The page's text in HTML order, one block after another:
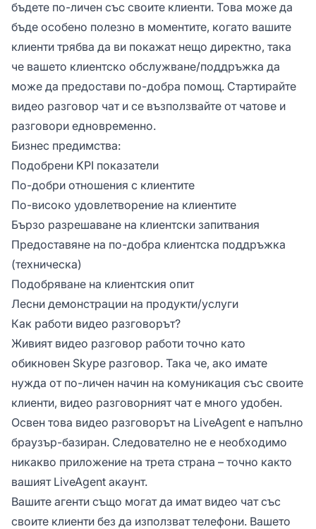
бъдете по-личен със своите клиенти. Това може да
бъде особено полезно в моментите, когато вашите
клиенти трябва да ви покажат нещо директно, така
че вашето клиентско обслужване/поддръжка да
може да предостави по-добра помощ. Стартирайте
видео разговор чат и се възползвайте от чатове и
разговори едновременно.
Бизнес предимства:
Подобрени KPI показатели
По-добри отношения с клиентите
По-високо удовлетворение на клиентите
Бързо разрешаване на клиентски запитвания
Предоставяне на по-добра клиентска поддръжка
(техническа)
Подобряване на клиентския опит
Лесни демонстрации на продукти/услуги
Как работи видео разговорът?
Живият видео разговор работи точно като
обикновен Skype разговор. Така че, ако имате
нужда от по-личен начин на комуникация със своите
клиенти, видео разговорният чат е много удобен.
Освен това видео разговорът на LiveAgent е напълно
браузър-базиран. Следователно не е необходимо
никакво приложение на трета страна – точно както
вашият LiveAgent акаунт.
Вашите агенти също могат да имат видео чат със
своите клиенти без да използват телефони. Вашето